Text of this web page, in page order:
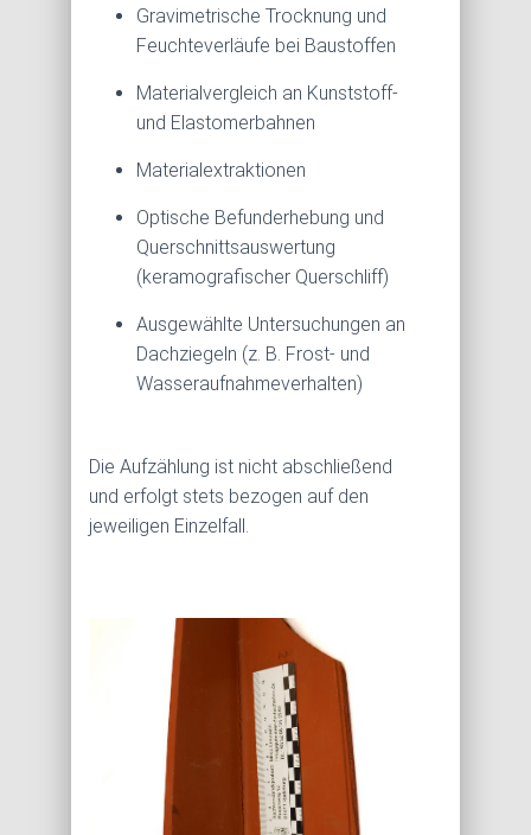
Gravimetrische Trocknung und
Feuchteverläufe bei Baustoffen
Materialvergleich an Kunststoff-
und Elastomerbahnen
Materialextraktionen
Optische Befunderhebung und
Querschnittsauswertung
(keramografischer Querschliff)
Ausgewählte Untersuchungen an
Dachziegeln (z. B. Frost- und
Wasseraufnahmeverhalten)
Die Aufzählung ist nicht abschließend
und erfolgt stets bezogen auf den
jeweiligen Einzelfall.